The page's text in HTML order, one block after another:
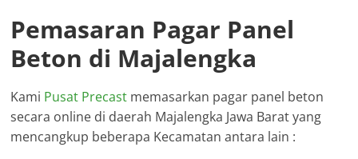
Pemasaran Pagar Panel
Beton di Majalengka
Kami Pusat Precast memasarkan pagar panel beton
secara online di daerah Majalengka Jawa Barat yang
mencangkup beberapa Kecamatan antara lain :